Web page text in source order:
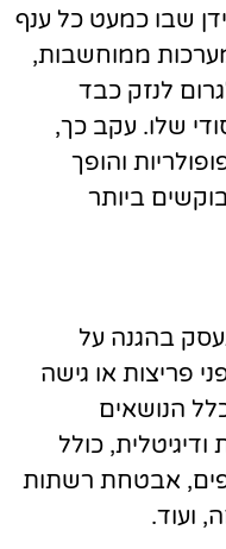
שבו כמעט כל ענף
ממוחשבות,
לנזק כבד
שלו. עקב כך,
והופך
ביותר
בהגנה על
או גישה
הנושאים
כולל
אבטחת רשתות